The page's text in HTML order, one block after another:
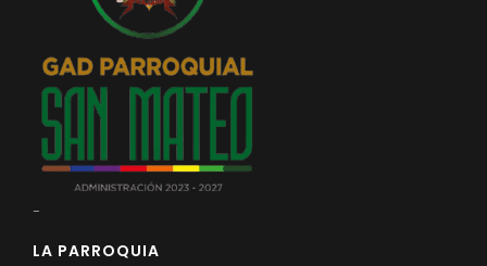
-
LA PARROQUIA